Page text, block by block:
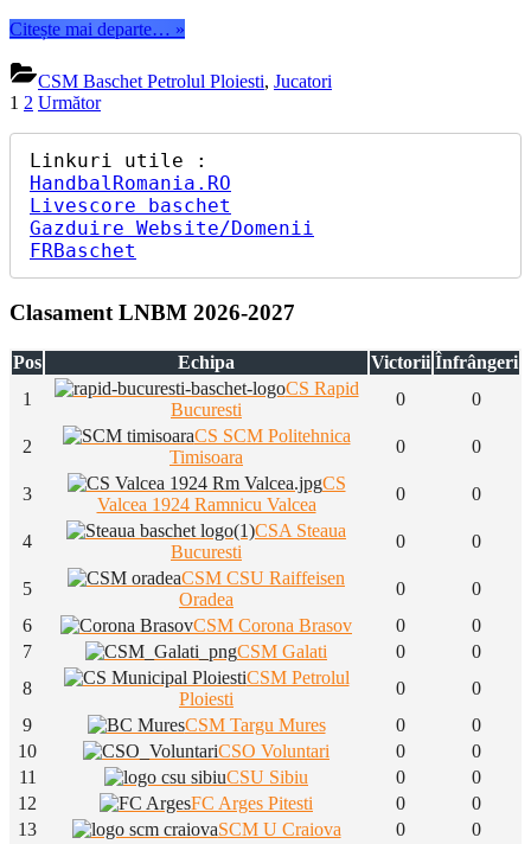
Citește mai departe… “Darius
va
juca
CSM
Ploiesti”
»
CSM Baschet Petrolul Ploiesti, Jucatori
Paginație
articole
1 2 Următor
HandbalRomania.RO
Livescore baschet
Gazduire Website/Domenii
FRBaschet
Clasament LNBM 2026-2027
Pos Echipa Victorii Înfrângeri
1
CS Rapid
Bucuresti
0 0
2
CS SCM Politehnica
Timisoara
0 0
3
CS
Valcea 1924 Ramnicu Valcea
0 0
4
CSA Steaua
Bucuresti
0 0
5
CSM CSU Raiffeisen
Oradea
0
0
6
CSM Corona Brasov 0
0
7
CSM Galati 0
0
8
CSM Petrolul
Ploiesti
0
0
9
CSM Targu Mures 0
0
10
CSO Voluntari 0
0
11
CSU Sibiu 0
0
12
FC Arges Pitesti 0
0
13
SCM U Craiova 0
0